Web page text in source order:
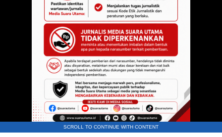
SCROLL TO CONTINUE WITH CONTENT